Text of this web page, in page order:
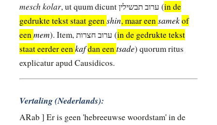
mesch kolar , ut quum dicunt ערוב תבשילין (in de
gedrukte tekst staat geenshin, maar eensamekof
eenmem ). Item, ערוב חצרות (in de gedrukte tekst
staat eerder eenkafdan eentsade) quorum ritus
explicatur apud Causidicos.
Vertaling (Nederlands):
ARab ] Er is geen 'hebreeuwse woordstam' in de